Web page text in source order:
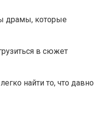
драмы, которые
в сюжет
найти то, что давно